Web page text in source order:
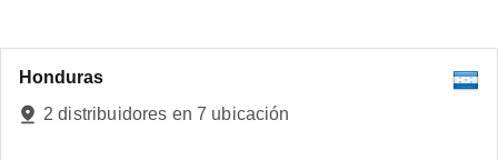
4
Honduras
2 distribuidores en 7 ubicación